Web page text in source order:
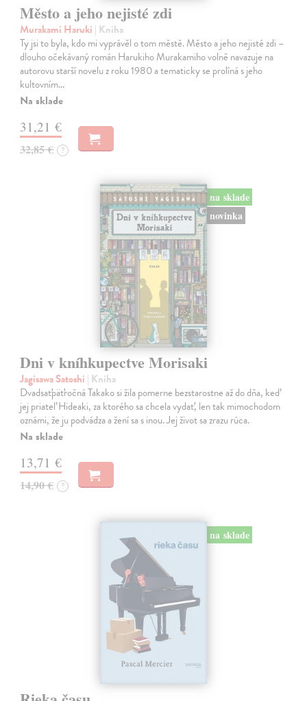
Město a jeho nejisté zdi
Murakami Haruki | Kniha
Ty jsi to byla, kdo mi vyprávěl o tom městě. Město a jeho nejisté zdi –
dlouho očekávaný román Harukiho Murakamiho volně navazuje na
autorovu starší novelu z roku 1980 a tematicky se prolíná s jeho
kultovním…
Na sklade
31,21 €
32,85 € ?
na sklade
novinka
Dni v kníhkupectve Morisaki
Jagisawa Satoshi | Kniha
Dvadsaťpäťročná Takako si žila pomerne bezstarostne až do dňa, keď
jej priateľ Hideaki, za ktorého sa chcela vydať, len tak mimochodom
oznámi, že ju podvádza a žení sa s inou. Jej život sa zrazu rúca.
Na sklade
13,71 €
14,90 € ?
na sklade